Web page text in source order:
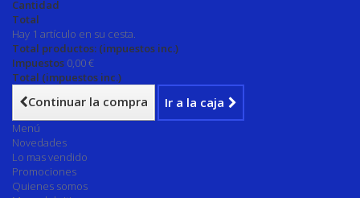
Cantidad
Total
Hay 1 artículo en su cesta.
Total productos: (impuestos inc.)
Impuestos 0,00 €
Total (impuestos inc.)
Continuar la compra Ir a la caja
Menú
Novedades
Lo mas vendido
Promociones
Quienes somos